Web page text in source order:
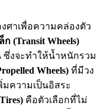
ศาเพื่อความคล่องตัว
ก (Transit Wheels)
ซึ่งจะทำให้น้ำหนักรวม
Wheels) ที่มีวง
มความเป็นอิสระ
คือตัวเลือกที่ไม่